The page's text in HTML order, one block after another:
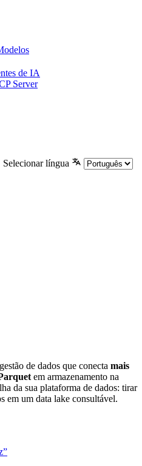
de IA
Server
Selecionar língua
de dados que conecta mais
em armazenamento na
da sua plataforma de dados: tirar
em um data lake consultável.